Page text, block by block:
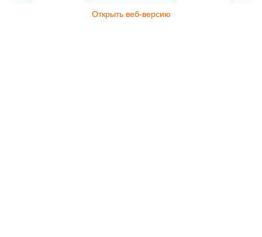
Открыть веб-версию